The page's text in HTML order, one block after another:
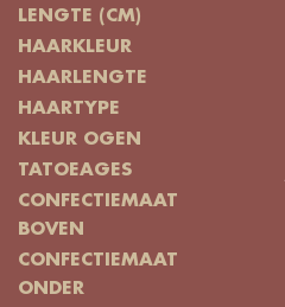
LENGTE (CM)
HAARKLEUR
HAARLENGTE
HAARTYPE
KLEUR OGEN
TATOEAGES
CONFECTIEMAAT
BOVEN
CONFECTIEMAAT
ONDER